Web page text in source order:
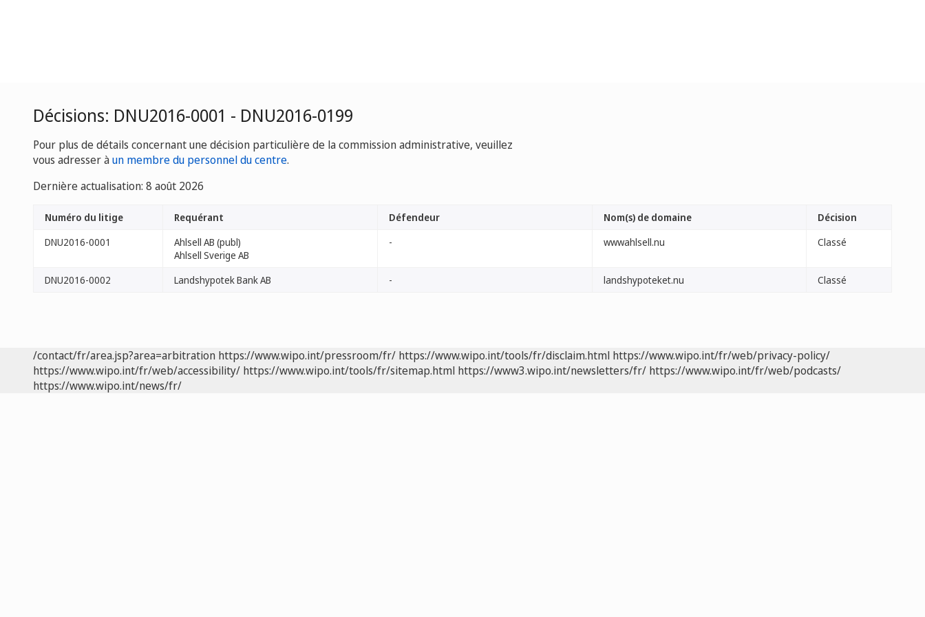
Décisions: DNU2016-0001 - DNU2016-0199
Pour plus de détails concernant une décision particulière de la commission administrative, veuillez
vous adresser àun membre du personnel du centre.
Dernière actualisation: 8 août 2026
Numéro du litige Requérant Défendeur Nom(s) de domaine
Décision
DNU2016-0001
Ahlsell AB (publ)
Ahlsell Sverige AB
- wwwahlsell.nu Classé
DNU2016-0002 Landshypotek Bank AB - landshypoteket.nu Classé
/contact/fr/area.jsp?area=arbitration https://www.wipo.int/pressroom/fr/ https://www.wipo.int/tools/fr/disclaim.html https://www.wipo.int/fr/web/privacy-policy/
https://www.wipo.int/fr/web/accessibility/ https://www.wipo.int/tools/fr/sitemap.html https://www3.wipo.int/newsletters/fr/ https://www.wipo.int/fr/web/podcasts/
https://www.wipo.int/news/fr/